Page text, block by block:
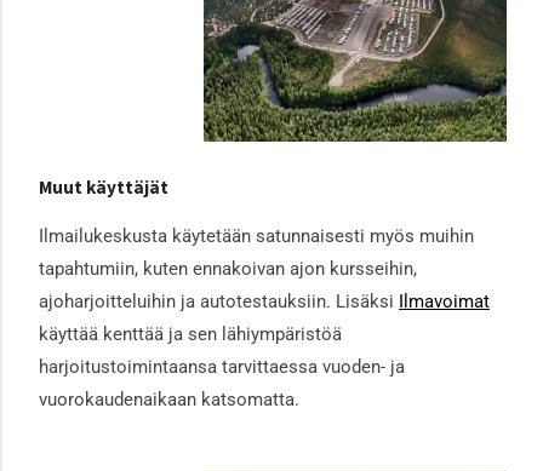
Muut käyttäjät
Ilmailukeskusta käytetään satunnaisesti myös muihin
tapahtumiin, kuten ennakoivan ajon kursseihin,
ajoharjoitteluihin ja autotestauksiin. Lisäksi Ilmavoimat
käyttää kenttää ja sen lähiympäristöä
harjoitustoimintaansa tarvittaessa vuoden- ja
vuorokaudenaikaan katsomatta.